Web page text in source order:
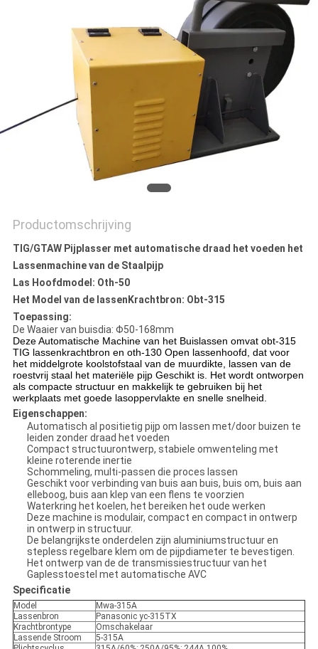
Productomschrijving
TIG/GTAW Pijplasser met automatische draad het voeden het
Lassenmachine van de Staalpijp
Las Hoofdmodel: Oth-50
Het Model van de lassenKrachtbron: Obt-315
Toepassing:
De Waaier van buisdia: Φ50-168mm
Deze Automatische Machine van het Buislassen omvat obt-315
TIG lassenkrachtbron en oth-130 Open lassenhoofd, dat voor
het middelgrote koolstofstaal van de muurdikte, lassen van de
roestvrij staal het materiële pijp Geschikt is. Het wordt ontworpen
als compacte structuur en makkelijk te gebruiken bij het
werkplaats met goede lasoppervlakte en snelle snelheid.
Eigenschappen:
Automatisch al positietig pijp om lassen met/door buizen te
leiden zonder draad het voeden
Compact structuurontwerp, stabiele omwenteling met
kleine roterende inertie
Schommeling, multi-passen die proces lassen
Geschikt voor verbinding van buis aan buis, buis om, buis aan
elleboog, buis aan klep van een flens te voorzien
Waterkring het koelen, het bereiken het oude werken
Deze machine is modulair, compact en compact in ontwerp
in ontwerp in structuur.
De belangrijkste onderdelen zijn aluminiumstructuur en
stepless regelbare klem om de pijpdiameter te bevestigen.
Het ontwerp van de de transmissiestructuur van het
Gaplesstoestel met automatische AVC
Specificatie
Model
Mwa-315A
Lassenbron
Panasonic yc-315TX
Krachtbrontype
Omschakelaar
Lassende Stroom
5-315A